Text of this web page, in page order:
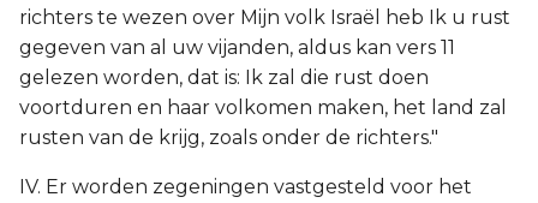
richters te wezen over Mijn volk Israël heb Ik u rust
gegeven van al uw vijanden, aldus kan vers 11
gelezen worden, dat is: Ik zal die rust doen
voortduren en haar volkomen maken, het land zal
rusten van de krijg, zoals onder de richters."
IV. Er worden zegeningen vastgesteld voor het